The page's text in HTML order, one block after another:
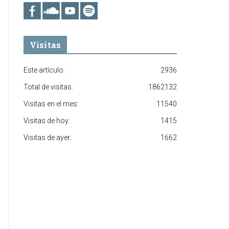
Visitas
2936
Este artículo:
1862132
Total de visitas:
11540
Visitas en el mes:
1415
Visitas de hoy:
1662
Visitas de ayer: